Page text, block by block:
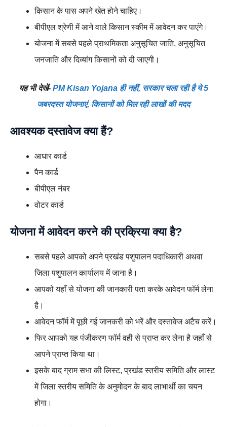
किसान के पास अपने खेत होने चाहिए।
बीपीएल श्रेणी में आने वाले किसान स्कीम में आवेदन कर पाएंगे।
योजना में सबसे पहले प्राथमिकता अनुसूचित जाति, अनुसूचित
जनजाति और दिव्यांग किसानों को दी जाएगी।
यह भी देखें- PM Kisan Yojana ही नहीं, सरकार चला रही है ये 5
जबरदस्त योजनाएं, किसानों को मिल रही लाखों की मदद
आवश्यक दस्तावेज क्या हैं?
आधार कार्ड
पैन कार्ड
बीपीएल नंबर
वोटर कार्ड
योजना में आवेदन करने की प्रक्रिया क्या है?
सबसे पहले आपको अपने प्रखंड पशुपालन पदाधिकारी अथवा
जिला पशुपालन कार्यालय में जाना है।
आपको यहाँ से योजना की जानकारी पता करके आवेदन फॉर्म लेना
है।
आवेदन फॉर्म में पूछी गई जानकरी को भरें और दस्तावेज अटैच करें।
फिर आपको यह पंजीकरण फॉर्म वही से प्राप्त कर लेना है जहाँ से
आपने प्राप्त किया था।
इसके बाद ग्राम सभा की लिस्ट, प्रखंड स्तरीय समिति और लास्ट
में जिला स्तरीय समिति के अनुमोदन के बाद लाभार्थी का चयन
होगा।